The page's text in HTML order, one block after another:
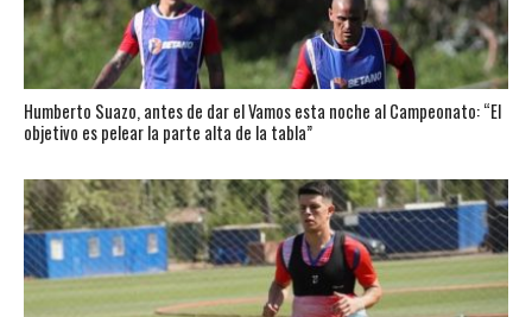
Humberto Suazo, antes de dar el Vamos esta noche al Campeonato: “El
objetivo es pelear la parte alta de la tabla”